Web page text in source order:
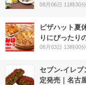
08月06日 11時30分
ピザハット夏
りにぴったり
08月03日 13時00分
セブン-イレ
定発売｜名古